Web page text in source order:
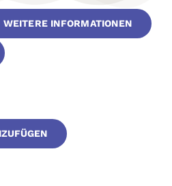
WEITERE INFORMATIONEN